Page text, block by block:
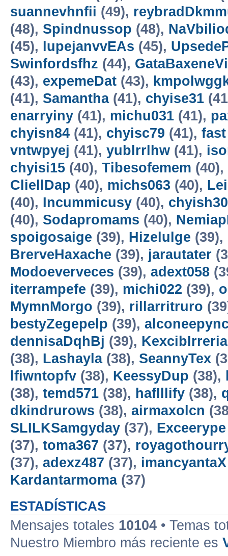
suannevhnfii (49),
(48), Spindnussop (48),
(45),
lupejanvvEAs (45),
Swinfordsfhz (44),
(43), expemeDat (43),
(41), Samantha(41), chyise31
enarryiny (41), michu031 (41),
chyisn84 (41), chyisc79 (41),
vntwpyej (41), yublrrlhw (41),
chyisi15 (40), Tibesofemem (40),
CliellDap (40), michs063 (40),
(40), Incummicusy (40), chyish30
(40), Sodapromams (40),
spoigosaige (39), Hizelulge (39),
BrerveHaxache (39), jarautater
Modoeverveces (39), adext058
iterrampefe (39), michi022 (39),
MymnMorgo (39), rillarritruro
bestyZegepelp (39),
dennisaDqhBj (39), KexcibIrreria
(38), Lashayla(38), SeannyTex
lfiwntopfv (38), KeessyDup (38),
(38), temd571 (38), hafIllify (38),
dkindrurows (38), airmaxolcn
SLILKSamgyday (37), Exceerype
(37), toma367 (37),
(37), adexz487 (37), imancyantaX
Kardantarmoma(37)
ESTADÍSTICAS
Mensajes totales 10104 • Temas
Nuestro Miembro más reciente es